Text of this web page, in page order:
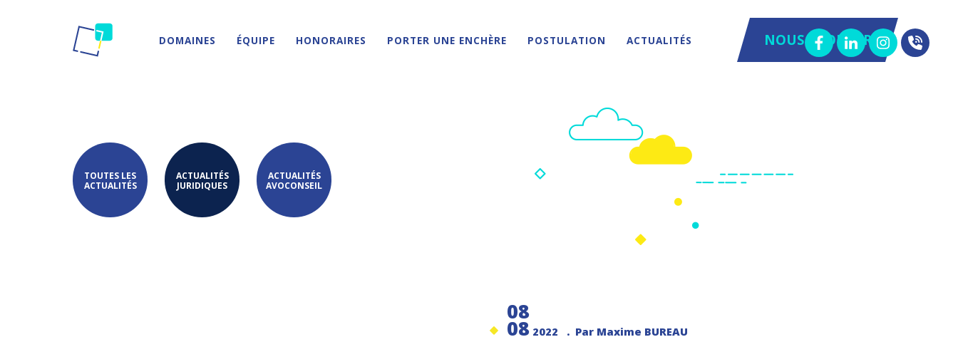
DOMAINES ÉQUIPE HONORAIRES PORTER UNE ENCHÈRE POSTULATION ACTUALITÉS NOUS TROUVER
TOUTES LES
ACTUALITÉS
ACTUALITÉS
JURIDIQUES
ACTUALITÉS
AVOCONSEIL
08
08 2022 . Par Maxime BUREAU